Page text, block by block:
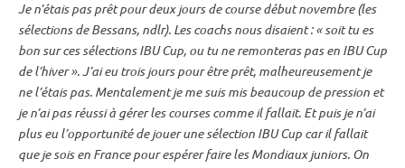
Je n’étais pas prêt pour deux jours de course début novembre (les
sélections de Bessans, ndlr). Les coachs nous disaient : « soit tu es
bon sur ces sélectionsIBUCup, ou tu ne remonteras pas en IBUCup
de l’hiver ». J’ai eu trois jours pour être prêt, malheureusement je
ne l’étais pas. Mentalement je me suis mis beaucoup de pression et
je n’ai pas réussi à gérer les courses comme il fallait. Et puis je n’ai
plus eu l’opportunité de jouer une sélection IBUCup car il fallait
que je sois en France pour espérer faire les Mondiaux juniors. On